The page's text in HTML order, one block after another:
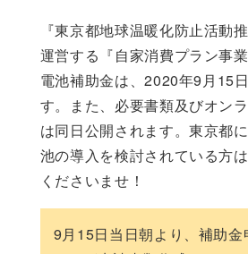
『東京都地球温暖化防止活動
運営する『自家消費プラン事
電池補助金は、2020年9月15
す。また、必要書類及びオン
は同日公開されます。東京都
池の導入を検討されている方
くださいませ！
9月15日当日朝より、補助金